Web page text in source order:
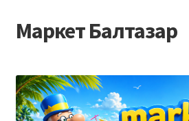
Skip
to
Skip
to
Маркет Балтазар
Checkout